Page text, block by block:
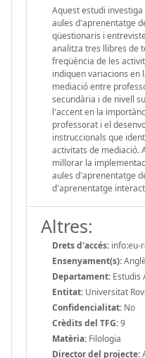
Aquest estudi
aules d'aprenentatge
qüestionaris i
analitza tres llibres de
freqüència de les
indiquen variacions en
mediació entre
secundària i de nivell
l'accent en la
professorat i el
instruccionals que
activitats de mediació.
millorar la
aules d'aprenentatge
d'aprenentatge
Altres:
Drets d'accés: info:eu-
Ensenyament(s):
Departament: Estudis
Entitat: Universitat
Confidencialitat: No
Crèdits del TFG:9
Matèria: Filologia
Director del projecte: